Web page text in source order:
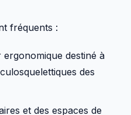
fréquents :
ergonomique destiné à
des
et des espaces de